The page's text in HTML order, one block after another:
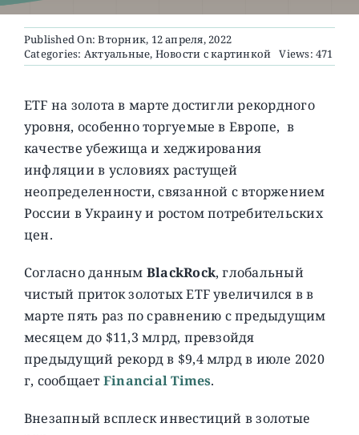
О ПРОЕКТЕ
Published On: Вторник, 12 апреля, 2022
Categories: Актуальные, Новости с картинкой Views: 471
ETF на золота в марте достигли рекордного
уровня, особенно торгуемые в Европе, в
качестве убежища и хеджирования
инфляции в условиях растущей
неопределенности, связанной с вторжением
России в Украину и ростом потребительских
цен.
Согласно данным BlackRock, глобальный
чистый приток золотых ETF увеличился в в
марте пять раз по сравнению с предыдущим
месяцем до $11,3 млрд, превзойдя
предыдущий рекорд в $9,4 млрд в июле 2020
г, сообщает Financial Times.
Внезапный всплеск инвестиций в золотыe